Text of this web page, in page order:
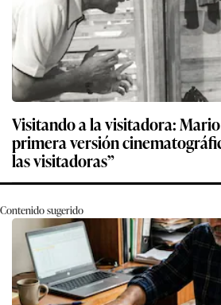
Visitando a la visitadora: Mario Vargas Llosa y la
primera versión
las visitadoras”
Contenido sugerido